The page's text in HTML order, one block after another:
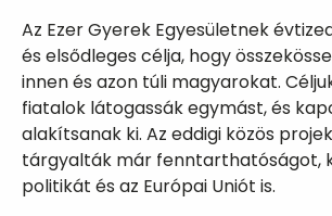
Az Ezer Gyerek Egyesületnek
és elsődleges célja, hogy
innen és azon túli magyarokat.
fiatalok látogassák egymást, és
alakítsanak ki. Az eddigi közös
tárgyalták már fenntarthatóságot,
politikát és az Európai Uniót is.